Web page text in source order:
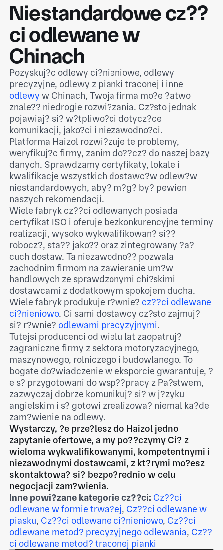
Niestandardowe cz??
ci odlewane w
Chinach
Pozyskuj?c odlewy ci?nieniowe, odlewy
precyzyjne, odlewy z pianki traconej i inne
odlewy w Chinach, Twoja firma mo?e ?atwo
znale?? niedrogie rozwi?zania. Cz?sto jednak
pojawiaj? si? w?tpliwo?ci dotycz?ce
komunikacji, jako?ci i niezawodno?ci.
Platforma Haizol rozwi?zuje te problemy,
weryfikuj?c firmy, zanim do??cz? do naszej bazy
danych. Sprawdzamy certyfikaty, lokale i
kwalifikacje wszystkich dostawc?w odlew?w
niestandardowych, aby? m?g? by? pewien
naszych rekomendacji.
Wiele fabryk cz??ci odlewanych posiada
certyfikat ISO i oferuje bezkonkurencyjne terminy
realizacji, wysoko wykwalifikowan? si??
robocz?, sta?? jako?? oraz zintegrowany ?a?
cuch dostaw. Ta niezawodno?? pozwala
zachodnim firmom na zawieranie um?w
handlowych ze sprawdzonymi chi?skimi
dostawcami z dodatkowym spokojem ducha.
Wiele fabryk produkuje r?wnie? cz??ci odlewane
ci?nieniowo. Ci sami dostawcy cz?sto zajmuj?
si? r?wnie? odlewami precyzyjnymi.
Tutejsi producenci od wielu lat zaopatruj?
zagraniczne firmy z sektora motoryzacyjnego,
maszynowego, rolniczego i budowlanego. To
bogate do?wiadczenie w eksporcie gwarantuje, ?
e s? przygotowani do wsp??pracy z Pa?stwem,
zazwyczaj dobrze komunikuj? si? w j?zyku
angielskim i s? gotowi zrealizowa? niemal ka?de
zam?wienie na odlewy.
Wystarczy, ?e prze?lesz do Haizol jedno
zapytanie ofertowe, a my po??czymy Ci? z
wieloma wykwalifikowanymi, kompetentnymi i
niezawodnymi dostawcami, z kt?rymi mo?esz
skontaktowa? si? bezpo?rednio w celu
negocjacji zam?wienia.
Inne powi?zane kategorie cz??ci: Cz??ci
odlewane w formie trwa?ej, Cz??ci odlewane w
piasku, Cz??ci odlewane ci?nieniowo, Cz??ci
odlewane metod? precyzyjnego odlewania, Cz??
ci odlewane metod? traconej pianki